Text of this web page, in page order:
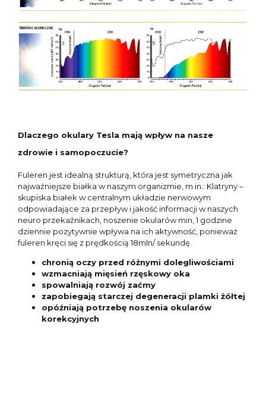
Dlaczego okulary Tesla mają wpływ na nasze
zdrowie i samopoczucie?
Fuleren jest idealną strukturą, która jest symetryczna jak
najważniejsze białka w naszym organizmie, m.in.: Klatryny –
skupiska białek w centralnym układzie nerwowym
odpowiadające za przepływ i jakość informacji w naszych
neuro przekaźnikach, noszenie okularów min, 1 godzine
dziennie pozytywnie wpływa na ich aktywność, ponieważ
fuleren kręci się z prędkością 18mln/ sekundę.
chronią oczy przed różnymi dolegliwościami
wzmacniają mięsień rzęskowy oka
spowalniają rozwój zaćmy
zapobiegają starczej degeneracji plamki żółtej
opóźniają potrzebę noszenia okularów
korekcyjnych